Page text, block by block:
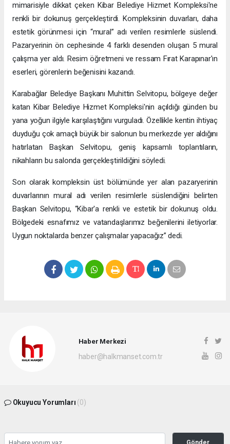
mimarisiyle dikkat çeken Kibar Belediye Hizmet Kompleksi'ne
renkli bir dokunuş gerçekleştirdi. Kompleksinin duvarları, daha
estetik görünmesi için “mural” adı verilen resimlerle süslendi.
Pazaryerinin ön cephesinde 4 farklı desenden oluşan 5 mural
çalışma yer aldı. Resim öğretmeni ve ressam Fırat Karapınar'ın
eserleri, görenlerin beğenisini kazandı.
Karabağlar Belediye Başkanı Muhittin Selvitopu, bölgeye değer
katan Kibar Belediye Hizmet Kompleksi'nin açıldığı günden bu
yana yoğun ilgiyle karşılaştığını vurguladı. Özellikle kentin ihtiyaç
duyduğu çok amaçlı büyük bir salonun bu merkezde yer aldığını
hatırlatan Başkan Selvitopu, geniş kapsamlı toplantıların,
nikahların bu salonda gerçekleştirildiğini söyledi.
Son olarak kompleksin üst bölümünde yer alan pazaryerinin
duvarlarının mural adı verilen resimlerle süslendiğini belirten
Başkan Selvitopu, “Kibar'a renkli ve estetik bir dokunuş oldu.
Bölgedeki esnafımız ve vatandaşlarımız beğenilerini iletiyorlar.
Uygun noktalarda benzer çalışmalar yapacağız” dedi.
Haber Merkezi
haber@halkmanset.com.tr
Okuyucu Yorumları (0)
Gönder